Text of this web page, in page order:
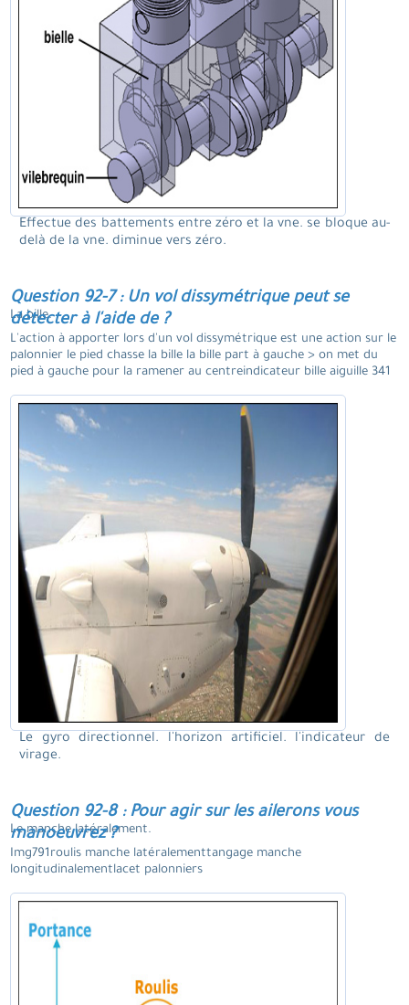
Effectue des battements entre zéro et la vne. se bloque au-
delà de la vne. diminue vers zéro.
Question 92-7 : Un vol dissymétrique peut se
détecter à l'aide de ?
La bille.
L'action à apporter lors d'un vol dissymétrique est une action sur le
palonnier le pied chasse la bille la bille part à gauche > on met du
pied à gauche pour la ramener au centreindicateur bille aiguille 341
Le gyro directionnel. l'horizon artificiel. l'indicateur de
virage.
Question 92-8 : Pour agir sur les ailerons vous
manoeuvrez ?
Le manche latéralement.
Img791roulis manche latéralementtangage manche
longitudinalementlacet palonniers